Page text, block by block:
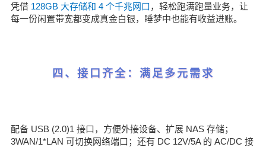
凭借128GB 大存储和 4 个千兆网口，轻松跑满跑量业务，让
每一份闲置带宽都变成真金白银，睡梦中也能有收益进账。
四、接口齐全：满足多元需求
配备 USB (2.0)1 接口，方便外接设备、扩展 NAS 存储；
3WAN/1*LAN 可切换网络端口；还有 DC 12V/5A 的 AC/DC 接